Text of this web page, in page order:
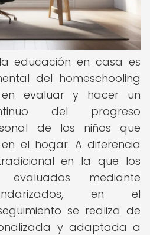
educación en casa es
del homeschooling
en evaluar y hacer un
del progreso
de los niños que
el hogar. A diferencia
en la que los
mediante
en el
se realiza de
y adaptada a